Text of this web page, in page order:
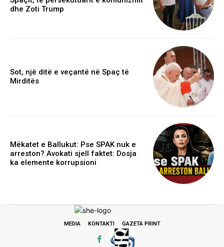
dhe Zoti Trump
Sot, një ditë e veçantë në Spaç të
Mirditës
Mëkatet e Ballukut: Pse SPAK nuk e
arreston? Avokati sjell faktet: Dosja
ka elemente korrupsioni
MEDIA KONTAKTI GAZETA PRINT